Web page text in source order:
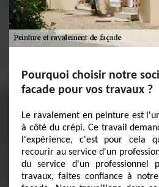
Pourquoi choisir notre
facade pour vos travaux ?
Le ravalement en peinture est
à côté du crépi. Ce travail
l'expérience, c'est pour cela
recourir au service d'un
du service d'un professionnel
travaux, faites confiance à